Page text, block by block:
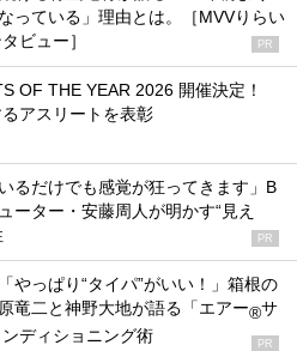
っている」理由とは。［MVVりらい
ビュー］
PR
OF THE YEAR 2026 開催決定！
アスリートを表彰
るだけでも感覚が狂ってきます」B
ーター・安藤周人が明かす“見え
PR
やっぱり“タイパ”がいい！」箱根の
竜二と神野大地が語る「エアー®サ
ンディショニング術 PR